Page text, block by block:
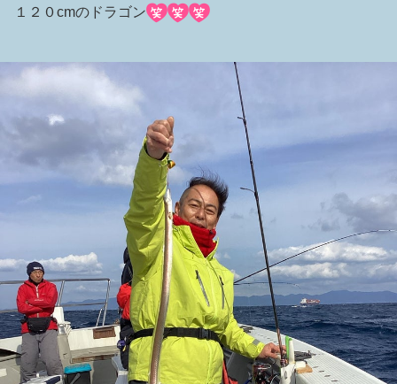
１２０cmのドラゴン